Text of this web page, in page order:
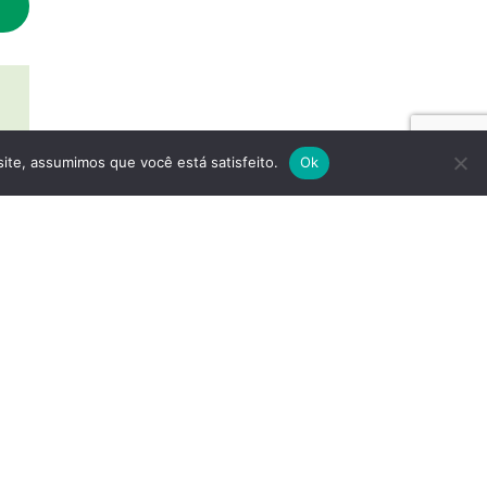
assumimos que você está satisfeito. Ok